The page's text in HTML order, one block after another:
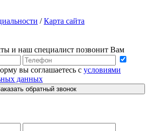
/Карта сайта
и наш специалист позвонит Вам
вы соглашаетесь с условиями
данных
обратный звонок